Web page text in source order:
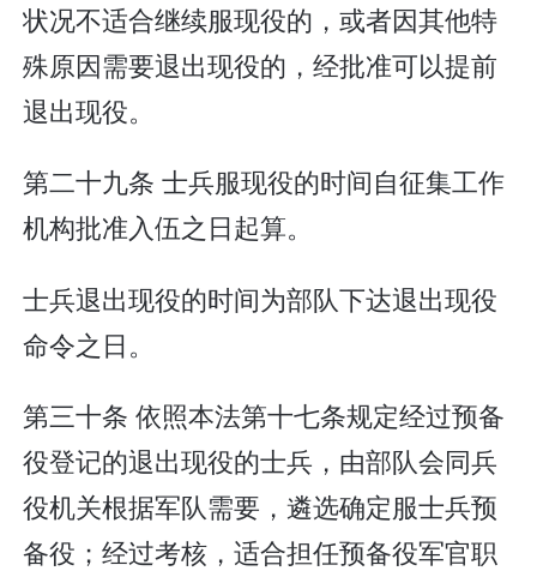
状况不适合继续服现役的，或者因其他特
殊原因需要退出现役的，经批准可以提前
退出现役。
第二十九条 士兵服现役的时间自征集工作
机构批准入伍之日起算。
士兵退出现役的时间为部队下达退出现役
命令之日。
第三十条 依照本法第十七条规定经过预备
役登记的退出现役的士兵，由部队会同兵
役机关根据军队需要，遴选确定服士兵预
备役；经过考核，适合担任预备役军官职